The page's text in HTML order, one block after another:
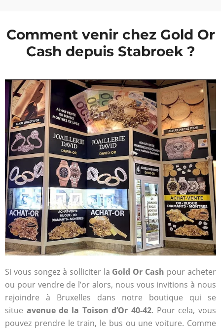
Comment venir chez Gold Or
Cash depuis Stabroek ?
Si vous songez à solliciter la Gold Or Cash pour acheter
ou pour vendre de l’or alors, nous vous invitions à nous
rejoindre à Bruxelles dans notre boutique qui se
situe avenue de la Toison d’Or 40-42. Pour cela, vous
pouvez prendre le train, le bus ou une voiture. Comme